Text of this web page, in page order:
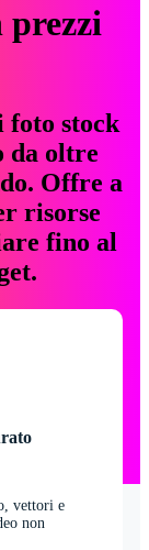
prezzi
foto stock
da oltre
Offre a
risorse
fino al
vettori e
non